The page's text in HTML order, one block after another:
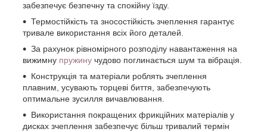
забезпечує безпечну та спокійну їзду.
Термостійкість та зносостійкість зчеплення гарантує
тривале використання всіх його деталей.
За рахунок рівномірного розподілу навантаження на
вижимну пружину чудово поглинається шум та вібрація.
Конструкція та матеріали роблять зчеплення
плавним, усувають торцеві биття, забезпечують
оптимальне зусилля вичавлювання.
Використання покращених фрикційних матеріалів у
дисках зчеплення забезпечує більш тривалий термін